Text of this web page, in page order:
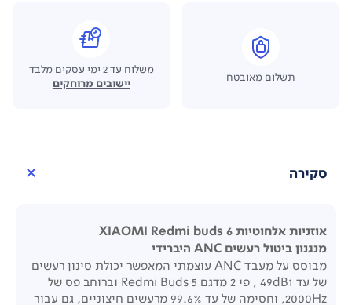
תשלום מאובטח
משלוח עד 2 ימי עסקים מלבד
יישובים מרוחקים
סקירה
אוזניות אלחוטיות XIAOMI Redmi buds 6
מנגנון ביטול רעשים ANC היברידי
מבוסס על מעבד ANC עוצמתי המאפשר יכולת סינון רעשים
של עד 49dB1 , פי 2 מדגם Redmi Buds 5 וברוחב פס של
2000Hz, וחסימה של עד 99.6% מרעשים חיצוניים, גם עבור